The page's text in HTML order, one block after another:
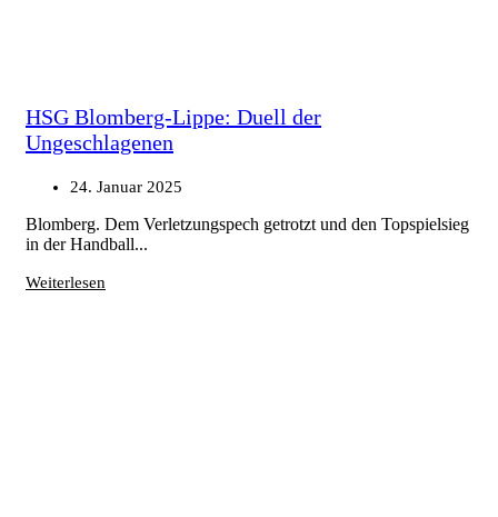
HSG Blomberg-Lippe: Duell der
Ungeschlagenen
24. Januar 2025
Blomberg. Dem Verletzungspech getrotzt und den Topspielsieg
in der Handball...
Weiterlesen